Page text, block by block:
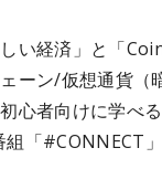
い経済」と「
ーン/仮想通貨（
心者向けに学べ
「#CONNECT」